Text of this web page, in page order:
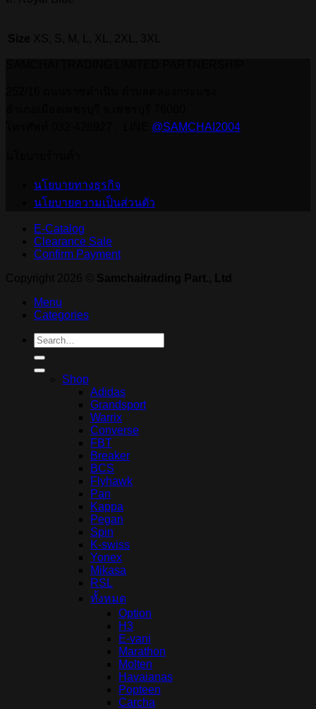
@SAMCHAI2004
นโยบายทางธุรกิจ
นโยบายความเป็นส่วนตัว
E-Catalog
Clearance Sale
Confirm Payment
Menu
Categories
Search
for:
Shop
Adidas
Grandsport
Warrix
Converse
FBT
Breaker
BCS
Flyhawk
Pan
Kappa
Pegan
Spin
K-swiss
Yonex
Mikasa
RSL
ทั้งหมด
Option
H3
E-vani
Marathon
Molten
Havaianas
Popteen
Carcha